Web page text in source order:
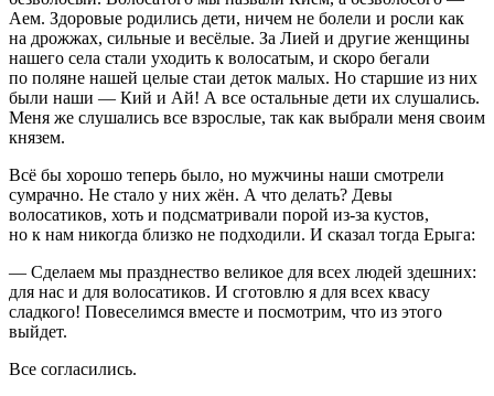
Аем. Здоровые родились дети, ничем не болели и росли как
на дрожжах, сильные и весёлые. За Лией и другие женщины
нашего села стали уходить к волосатым, и скоро бегали
по поляне нашей целые стаи деток малых. Но старшие из них
были наши — Кий и Ай! А все остальные дети их слушались.
Меня же слушались все взрослые, так как выбрали меня своим
князем.
Всё бы хорошо теперь было, но мужчины наши смотрели
сумрачно. Не стало у них жён. А что делать? Девы
волосатиков, хоть и подсматривали порой из-за кустов,
но к нам никогда близко не подходили. И сказал тогда Ерыга:
— Сделаем мы празднество великое для всех людей здешних:
для нас и для волосатиков. И сготовлю я для всех квасу
сладкого! Повеселимся вместе и посмотрим, что из этого
выйдет.
Все согласились.